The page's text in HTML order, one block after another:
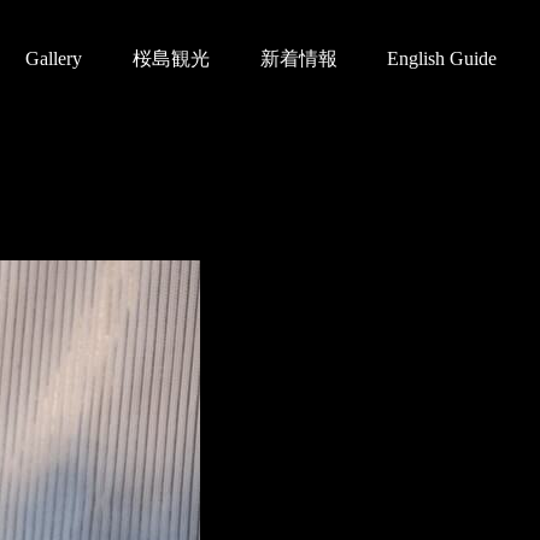
Gallery 桜島観光 新着情報 English Guide